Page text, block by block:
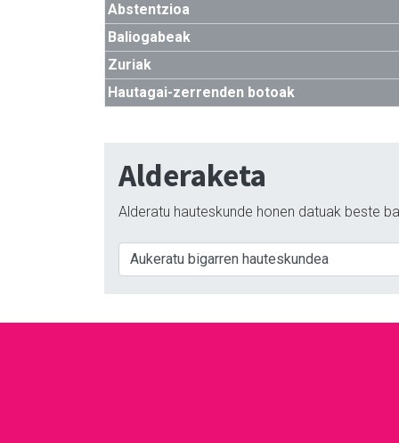
Abstentzioa
Baliogabeak
Zuriak
Hautagai-zerrenden botoak
Alderaketa
Alderatu hauteskunde honen datuak beste